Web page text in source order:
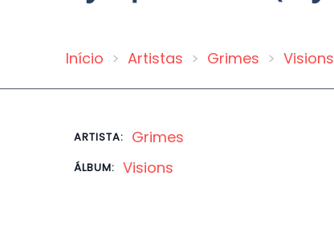
Trilha
navegação
Início Artistas Grimes Visions
ARTISTA: Grimes
ÁLBUM: Visions